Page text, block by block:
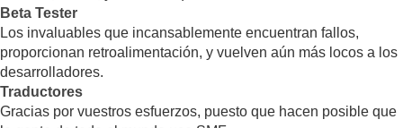
Beta Tester
Los invaluables que incansablemente encuentran fallos,
proporcionan retroalimentación, y vuelven aún más locos a los
desarrolladores.
Traductores
Gracias por vuestros esfuerzos, puesto que hacen posible que